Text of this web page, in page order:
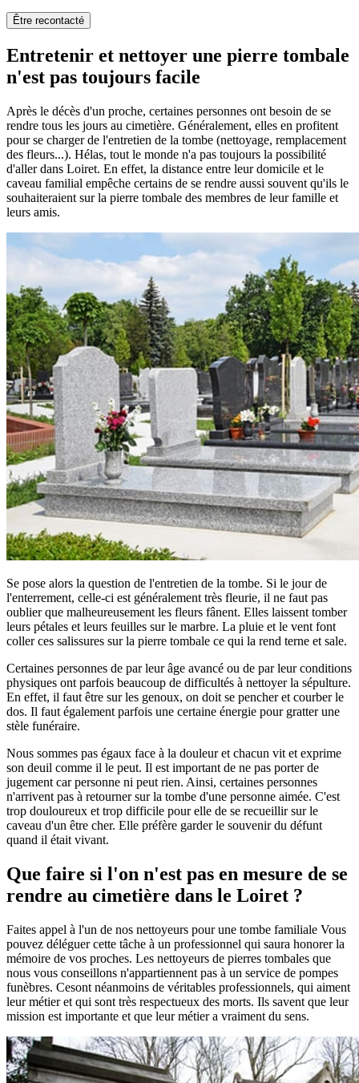
Être recontacté
Entretenir et nettoyer une pierre tombale
n'est pas toujours facile
Après le décès d'un proche, certaines personnes ont besoin de se
rendre tous les jours au cimetière. Généralement, elles en profitent
pour se charger de l'entretien de la tombe (nettoyage, remplacement
des fleurs...). Hélas, tout le monde n'a pas toujours la possibilité
d'aller dans Loiret. En effet, la distance entre leur domicile et le
caveau familial empêche certains de se rendre aussi souvent qu'ils le
souhaiteraient sur la pierre tombale des membres de leur famille et
leurs amis.
Se pose alors la question de l'entretien de la tombe. Si le jour de
l'enterrement, celle-ci est généralement très fleurie, il ne faut pas
oublier que malheureusement les fleurs fânent. Elles laissent tomber
leurs pétales et leurs feuilles sur le marbre. La pluie et le vent font
coller ces salissures sur la pierre tombale ce qui la rend terne et sale.
Certaines personnes de par leur âge avancé ou de par leur conditions
physiques ont parfois beaucoup de difficultés à nettoyer la sépulture.
En effet, il faut être sur les genoux, on doit se pencher et courber le
dos. Il faut également parfois une certaine énergie pour gratter une
stèle funéraire.
Nous sommes pas égaux face à la douleur et chacun vit et exprime
son deuil comme il le peut. Il est important de ne pas porter de
jugement car personne ni peut rien. Ainsi, certaines personnes
n'arrivent pas à retourner sur la tombe d'une personne aimée. C'est
trop douloureux et trop difficile pour elle de se recueillir sur le
caveau d'un être cher. Elle préfère garder le souvenir du défunt
quand il était vivant.
Que faire si l'on n'est pas en mesure de se
rendre au cimetière dans le Loiret ?
Faites appel à l'un de nos nettoyeurs pour une tombe familiale Vous
pouvez déléguer cette tâche à un professionnel qui saura honorer la
mémoire de vos proches. Les nettoyeurs de pierres tombales que
nous vous conseillons n'appartiennent pas à un service de pompes
funèbres. Cesont néanmoins de véritables professionnels, qui aiment
leur métier et qui sont très respectueux des morts. Ils savent que leur
mission est importante et que leur métier a vraiment du sens.